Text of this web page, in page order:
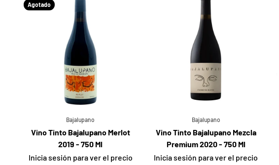
Agotado
Bajalupano
Vino Tinto Bajalupano Merlot
2019 - 750 Ml
Inicia sesión para ver el precio
Bajalupano
Vino Tinto Bajalupano Mezcla
Premium 2020 - 750 Ml
Inicia sesión para ver el precio